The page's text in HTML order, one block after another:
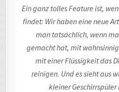
Ein ganz tolles Feature ist,
findet: Wir haben eine neue
man tatsächlich, wenn
gemacht hat, mit
mit einer Flüssigkeit das
reinigen. Und es sieht aus
kleiner